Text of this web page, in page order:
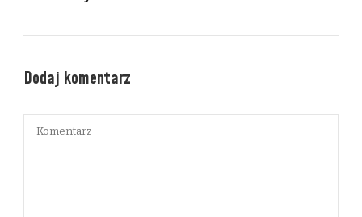
Dodaj komentarz